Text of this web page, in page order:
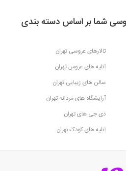
شما بر اساس دسته بندی
تالارهای عروسی تهران
آتلیه های عروس تهران
سالن های زیبایی تهران
آرایشگاه های مردانه تهران
دی جی های تهران
آتلیه های کودک تهران